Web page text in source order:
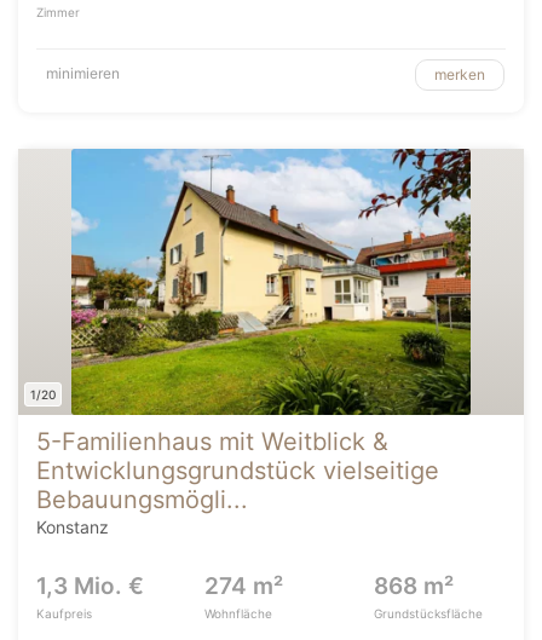
Zimmer
minimieren merken
1/20
5-Familienhaus mit Weitblick &
Entwicklungsgrundstück vielseitige
Bebauungsmögli...
Konstanz
1,3 Mio. €
Kaufpreis
274 m²
Wohnfläche
868 m²
Grundstücksfläche